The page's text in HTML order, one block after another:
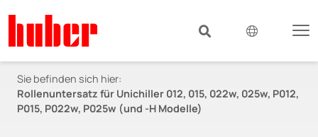
Sie befinden sich hier:
Rollenuntersatz für Unichiller 012, 015, 022w, 025w, P012,
P015, P022w, P025w (und -H Modelle)